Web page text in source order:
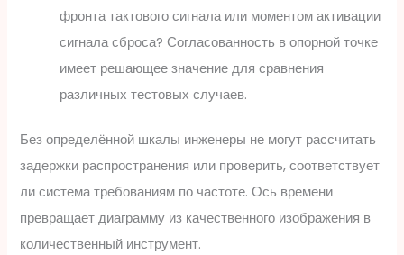
фронта тактового сигнала или моментом активации
сигнала сброса? Согласованность в опорной точке
имеет решающее значение для сравнения
различных тестовых случаев.
Без определённой шкалы инженеры не могут рассчитать
задержки распространения или проверить, соответствует
ли система требованиям по частоте. Ось времени
превращает диаграмму из качественного изображения в
количественный инструмент.